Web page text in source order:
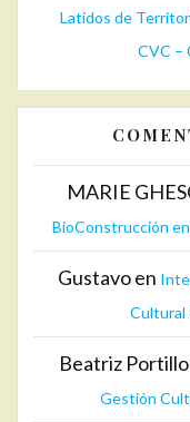
Latidos de
CVC –
MARIE
BioConstrucción
Gustavoen
Cultural
Beatriz Portillo
Gestión